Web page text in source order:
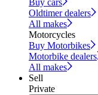
Buy cars
Oldtimer dealers
All makes
Motorcycles
Buy Motorbikes
Motorbike dealers
All makes
Sell
Private